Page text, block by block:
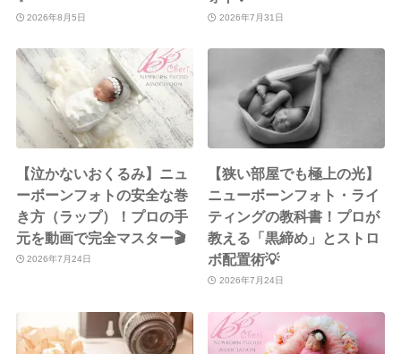
2026年8月5日 2026年7月31日
【泣かないおくるみ】ニュ
ーボーンフォトの安全な巻
き方（ラップ）！プロの手
元を動画で完全マスター🎬
2026年7月24日
【狭い部屋でも極上の光】
ニューボーンフォト・ライ
ティングの教科書！プロが
教える「黒締め」とストロ
ボ配置術💡
2026年7月24日